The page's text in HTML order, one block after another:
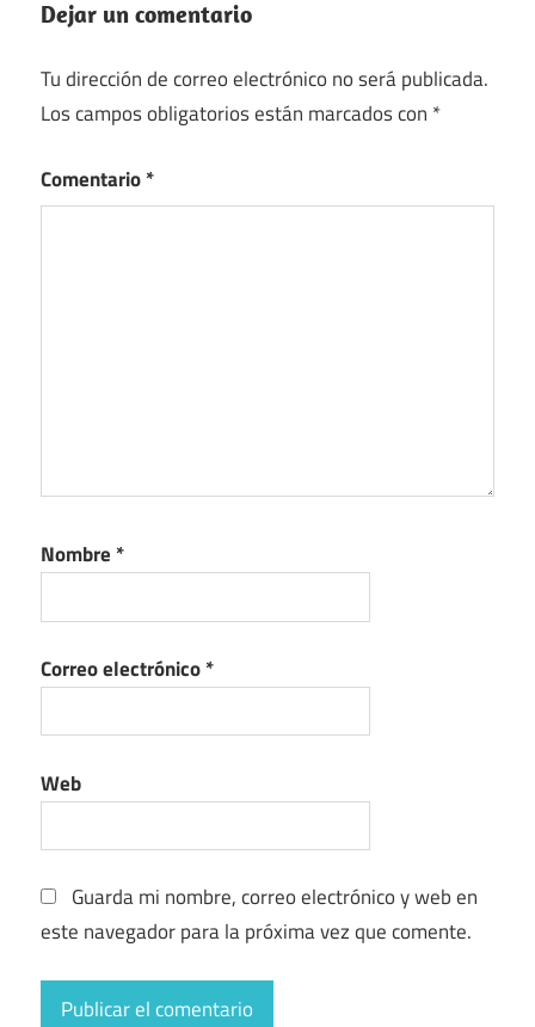
Dejar un comentario
Tu dirección de correo electrónico no será publicada.
Los campos obligatorios están marcados con *
Comentario*
Nombre *
Correo electrónico*
Web
Guarda mi nombre, correo electrónico y web en
este navegador para la próxima vez que comente.